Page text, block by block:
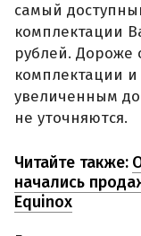
самый
комплектации
рублей. Дороже
комплектации
увеличенным
не уточняются.
Читайте также:
начались
Equinox